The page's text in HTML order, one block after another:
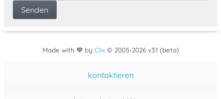
Made with 💙 by Clix© 2005-2026 v3.1 (beta)
kontaktieren